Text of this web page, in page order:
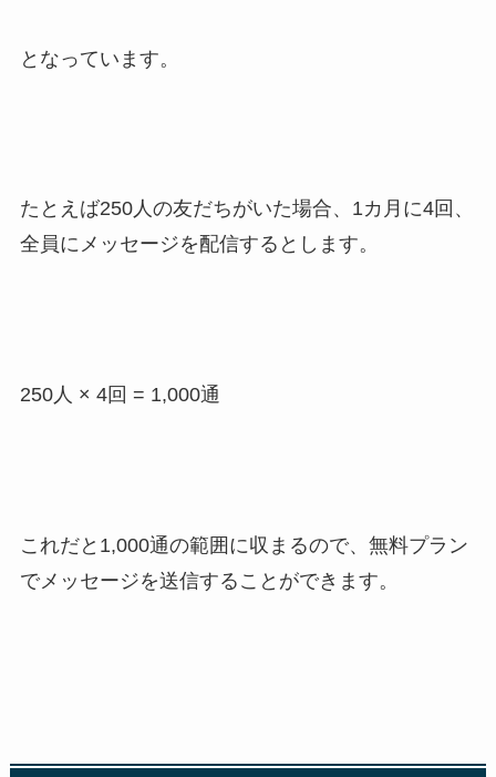
となっています。
たとえば250人の友だちがいた場合、1カ月に4回、
全員にメッセージを配信するとします。
250人 × 4回 = 1,000通
これだと1,000通の範囲に収まるので、無料プラン
でメッ セージを送信することができます。